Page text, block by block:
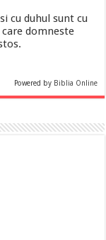
cu duhul sunt cu
domneste
Powered by Biblia Online